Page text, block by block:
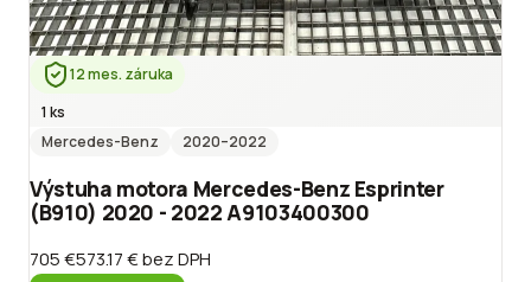
12 mes. záruka
1 ks
Mercedes-Benz
2020–2022
Výstuha motora Mercedes-Benz Esprinter
(B910) 2020 - 2022 A9103400300
705 €573.17 €bez DPH